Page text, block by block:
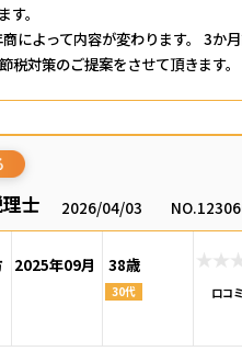
。
によって内容が変わります。 3か
税対策のご提案をさせて頂きます。
士 2026/04/03
2025年09月 38歳
30代 口コ